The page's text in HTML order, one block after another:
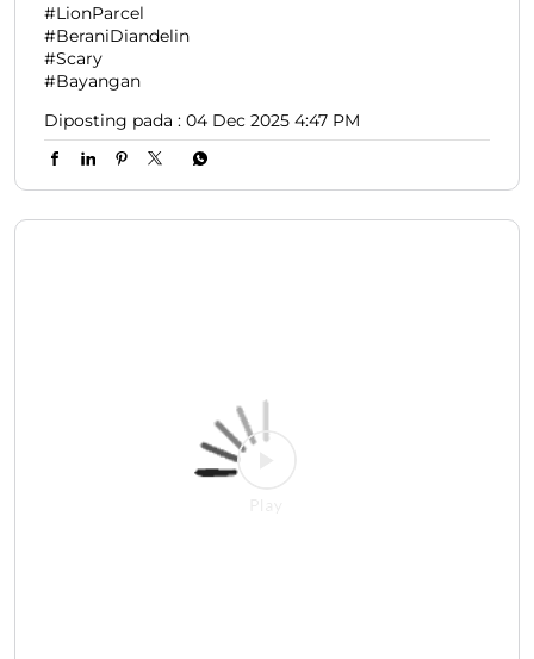
#LionParcel
#BeraniDiandelin
#Scary
#Bayangan
Diposting pada : 04 Dec 2025 4:47 PM